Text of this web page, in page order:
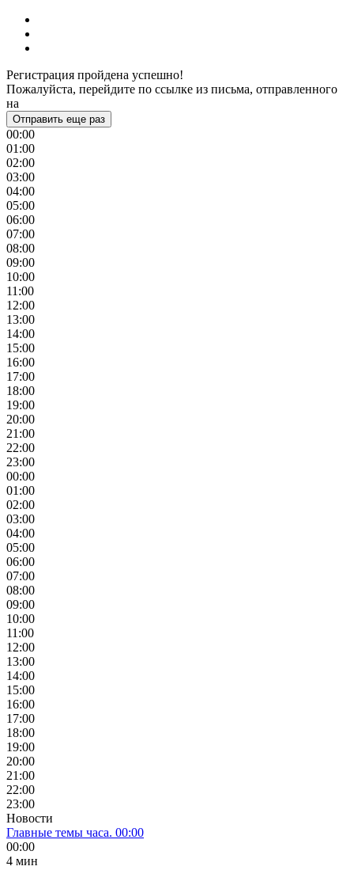
Регистрация пройдена успешно!
Пожалуйста, перейдите по ссылке из письма, отправленного
на
Отправить еще раз
00:00
01:00
02:00
03:00
04:00
05:00
06:00
07:00
08:00
09:00
10:00
11:00
12:00
13:00
14:00
15:00
16:00
17:00
18:00
19:00
20:00
21:00
22:00
23:00
00:00
01:00
02:00
03:00
04:00
05:00
06:00
07:00
08:00
09:00
10:00
11:00
12:00
13:00
14:00
15:00
16:00
17:00
18:00
19:00
20:00
21:00
22:00
23:00
Новости
Главные темы часа. 00:00
00:00
4 мин